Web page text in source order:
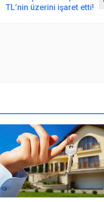
TL’nin üzerini işaret etti!